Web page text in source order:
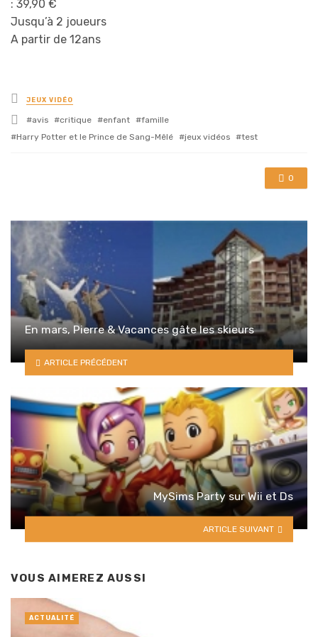
: 39,90 €
Jusqu’à 2 joueurs
A partir de 12ans
Posted
in
JEUX VIDÉO
Tagged
with
avis critique enfant
famille
Harry Potter et le Prince de Sang-Mêlé
jeux vidéos test
0
En mars, Pierre & Vacances gâte les skieurs
ARTICLE PRÉCÉDENT
MySims Party sur Wii et Ds
ARTICLE SUIVANT
VOUS AIMEREZ AUSSI
ACTUALITÉ